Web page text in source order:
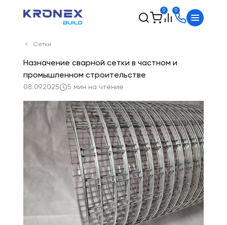
0 0
Сетки
08.09.2025 5 мин на чтение
Назначение сварной сетки в частном и
промышленном строительстве